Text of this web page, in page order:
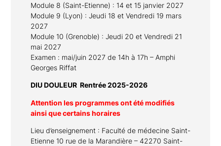
Module 8 (Saint-Etienne) : 14 et 15 janvier 2027
Module 9 (Lyon) : Jeudi 18 et Vendredi 19 mars
2027
Module 10 (Grenoble) : Jeudi 20 et Vendredi 21
mai 2027
Examen : mai/juin 2027 de 14h à 17h – Amphi
Georges Riffat
DIU DOULEUR Rentrée 2025-2026
Attention les programmes ont été modifiés
ainsi que certains horaires
Lieu d’enseignement : Faculté de médecine Saint-
Etienne 10 rue de la Marandière – 42270 Saint-